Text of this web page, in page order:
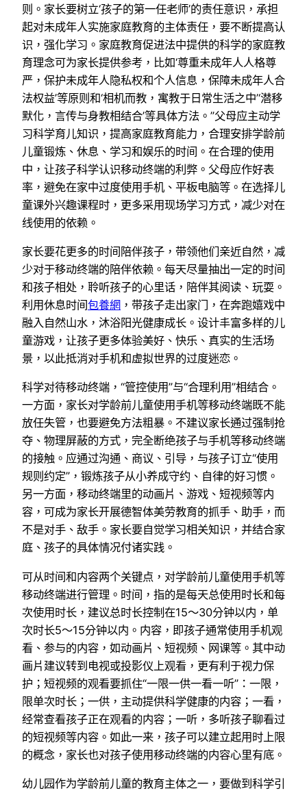
则。家长要树立‘孩子的第一任老师’的责任意识，承担
起对未成年人实施家庭教育的主体责任，要不断提高认
识，强化学习。家庭教育促进法中提供的科学的家庭教
育理念可为家长提供参考，比如‘尊重未成年人人格尊
严，保护未成年人隐私权和个人信息，保障未成年人合
法权益’等原则和‘相机而教，寓教于日常生活之中’‘潜移
默化，言传与身教相结合’等具体方法。”父母应主动学
习科学育儿知识，提高家庭教育能力，合理安排学龄前
儿童锻炼、休息、学习和娱乐的时间。在合理的使用
中，让孩子科学认识移动终端的利弊。父母应作好表
率，避免在家中过度使用手机、平板电脑等。在选择儿
童课外兴趣课程时，更多采用现场学习方式，减少对在
线使用的依赖。
家长要花更多的时间陪伴孩子，带领他们亲近自然，减
少对于移动终端的陪伴依赖。每天尽量抽出一定的时间
和孩子相处，聆听孩子的心里话，陪伴其阅读、玩耍。
利用休息时间包養網 ，带孩子走出家门，在奔跑嬉戏中
融入自然山水，沐浴阳光健康成长。设计丰富多样的儿
童游戏，让孩子更多体验美好、快乐、真实的生活场
景，以此抵消对手机和虚拟世界的过度迷恋。
科学对待移动终端，“管控使用”与“合理利用”相结合。
一方面，家长对学龄前儿童使用手机等移动终端既不能
放任失管，也要避免方法粗暴。不建议家长通过强制抢
夺、物理屏蔽的方式，完全断绝孩子与手机等移动终端
的接触。应通过沟通、商议、引导，与孩子订立“使用
规则约定”，锻炼孩子从小养成守约、自律的好习惯。
另一方面，移动终端里的动画片、游戏、短视频等内
容，可成为家长开展德智体美劳教育的抓手、助手，而
不是对手、敌手。家长要自觉学习相关知识，并结合家
庭、孩子的具体情况付诸实践。
可从时间和内容两个关键点，对学龄前儿童使用手机等
移动终端进行管理。时间，指的是每天总使用时长和每
次使用时长，建议总时长控制在15～30分钟以内，单
次时长5～15分钟以内。内容，即孩子通常使用手机观
看、参与的内容，如动画片、短视频、网课等。其中动
画片建议转到电视或投影仪上观看，更有利于视力保
护；短视频的观看要抓住“一限一供一看一听”：一限，
限单次时长；一供，主动提供科学健康的内容；一看，
经常查看孩子正在观看的内容；一听，多听孩子聊看过
的短视频等内容。如此一来，孩子可以建立起用时上限
的概念，家长也对孩子使用移动终端的内容心里有底。
幼儿园作为学龄前儿童的教育主体之一，要做到科学引